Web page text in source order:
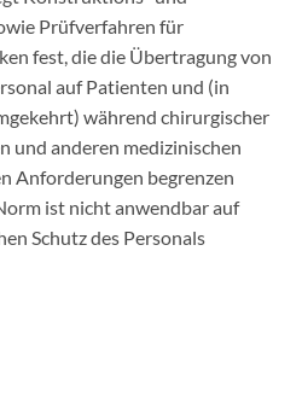
Prüfverfahren für
fest, die die Übertragung von
auf Patienten und (in
während chirurgischer
und anderen medizinischen
Anforderungen begrenzen
ist nicht anwendbar auf
Schutz des Personals